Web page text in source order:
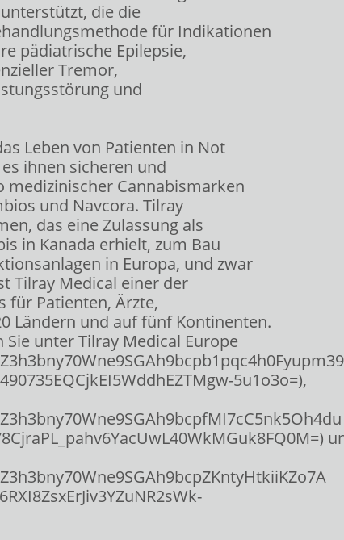
die die
für Indikationen
pädiatrische Epilepsie,
Tremor,
und
Leben von Patienten in Not
ihnen sicheren und
medizinischer Cannabismarken
und Navcora. Tilray
das eine Zulassung als
in Kanada erhielt, zum Bau
in Europa, und zwar
Tilray Medical einer der
für Patienten, Ärzte,
Ländern und auf fünf Kontinenten.
unter Tilray Medical Europe
5u1o3o=),